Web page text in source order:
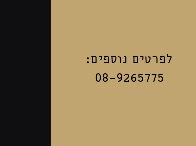
לפרטים נוספים:
08-9265775